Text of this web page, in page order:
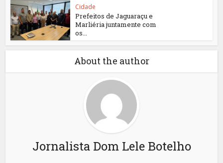
Cidade
Prefeitos de Jaguaraçu e
Marliéria juntamente com
os...
About the author
Jornalista Dom Lele Botelho